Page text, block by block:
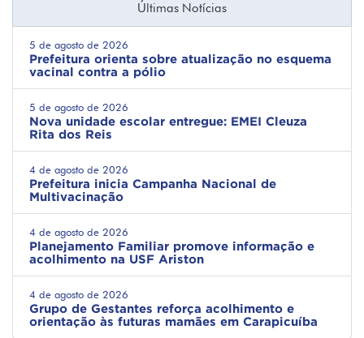
Últimas Notícias
5 de agosto de 2026
Prefeitura orienta sobre atualização no esquema
vacinal contra a pólio
5 de agosto de 2026
Nova unidade escolar entregue: EMEI Cleuza
Rita dos Reis
4 de agosto de 2026
Prefeitura inicia Campanha Nacional de
Multivacinação
4 de agosto de 2026
Planejamento Familiar promove informação e
acolhimento na USF Ariston
4 de agosto de 2026
Grupo de Gestantes reforça acolhimento e
orientação às futuras mamães em Carapicuíba